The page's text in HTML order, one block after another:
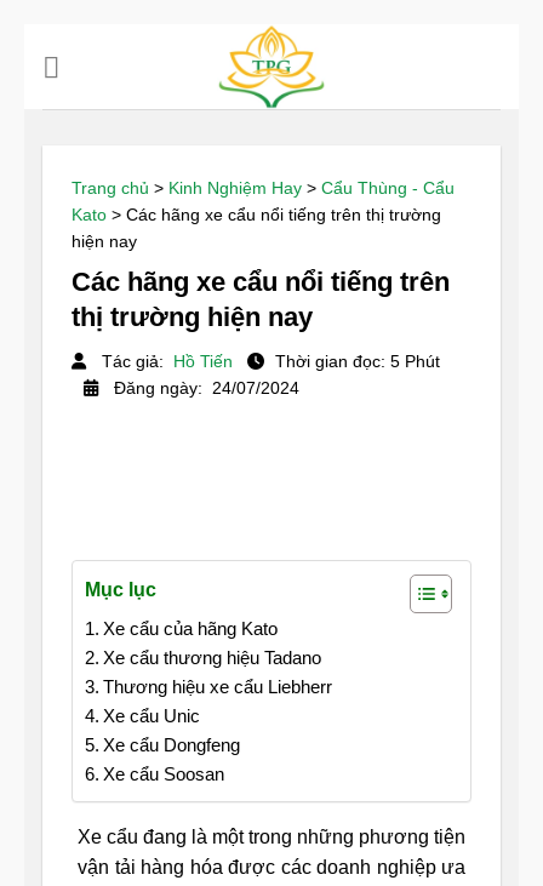
Trang chủ > Kinh Nghiệm Hay > Cẩu Thùng - Cẩu
Kato > Các hãng xe cẩu nổi tiếng trên thị trường
hiện nay
Các hãng xe cẩu nổi tiếng trên
thị trường hiện nay
Tác giả: Hồ Tiến
Thời gian đọc: 5 Phút
Đăng ngày: 24/07/2024
Mục lục
Xe cẩu của hãng Kato
Xe cẩu thương hiệu Tadano
Thương hiệu xe cẩu Liebherr
Xe cẩu Unic
Xe cẩu Dongfeng
Xe cẩu Soosan
Xe cẩu đang là một trong những phương tiện
vận tải hàng hóa được các doanh nghiệp ưa